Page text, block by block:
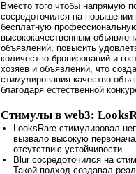
Вместо того чтобы напрямую
сосредоточился на
бесплатную
высококачественным
объявлений, повысить
количество бронирований и
хозяев и объявлений, что
стимулирования качество
благодаря естественной
Стимулы в web3:
LooksRare стимулировал
вызвало высокую
отсутствию устойчивости.
Blur сосредоточился на
Такой подход создавал